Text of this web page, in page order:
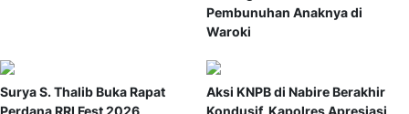
Pembunuhan Anaknya di
Waroki
Surya S. Thalib Buka Rapat
Aksi KNPB di Nabire Berakhir